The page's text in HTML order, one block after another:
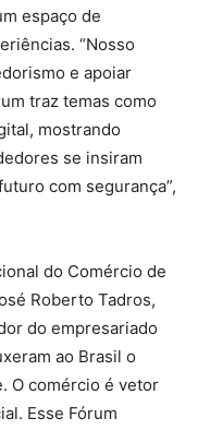
espaço de
“Nosso
e apoiar
traz temas como
mostrando
se insiram
com segurança”,
do Comércio de
Roberto Tadros,
do empresariado
ao Brasil o
O comércio é vetor
Esse Fórum